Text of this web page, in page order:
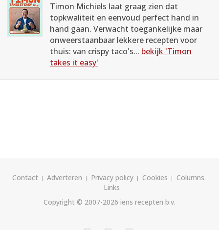
Timon Michiels laat graag zien dat
topkwaliteit en eenvoud perfect hand in
hand gaan. Verwacht toegankelijke maar
onweerstaanbaar lekkere recepten voor
thuis: van crispy taco's... bekijk 'Timon
takes it easy'
Contact Adverteren Privacy policy Cookies
Columns
Links
Copyright © 2007-2026 iens recepten b.v.